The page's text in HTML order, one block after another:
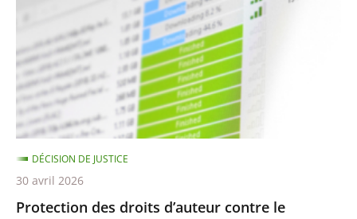
le
piratage
:
le
traitement
de
données
personnelles
Protection des droits d’auteur contre le
DÉCISION DE JUSTICE
30 avril 2026